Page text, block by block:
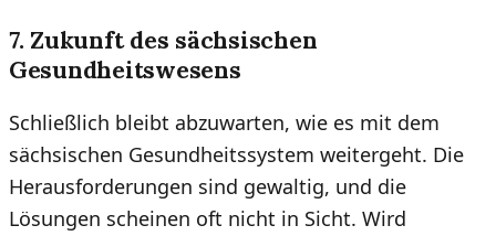
7. Zukunft des sächsischen
Gesundheitswesens
Schließlich bleibt abzuwarten, wie es mit dem
sächsischen Gesundheitssystem weitergeht. Die
Herausforderungen sind gewaltig, und die
Lösungen scheinen oft nicht in Sicht. Wird